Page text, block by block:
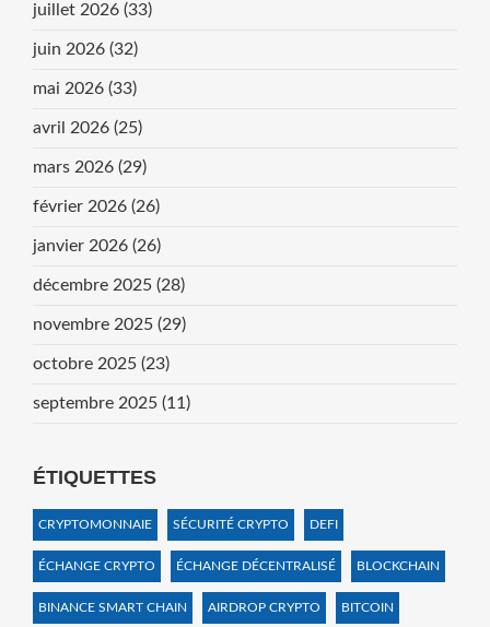
juillet 2026 (33)
juin 2026 (32)
mai 2026 (33)
avril 2026 (25)
mars 2026 (29)
février 2026 (26)
janvier 2026 (26)
décembre 2025 (28)
novembre 2025 (29)
octobre 2025 (23)
septembre 2025 (11)
ÉTIQUETTES
CRYPTOMONNAIE SÉCURITÉ CRYPTO DEFI
ÉCHANGE CRYPTO ÉCHANGE DÉCENTRALISÉ BLOCKCHAIN
BINANCE SMART CHAIN AIRDROP CRYPTO BITCOIN